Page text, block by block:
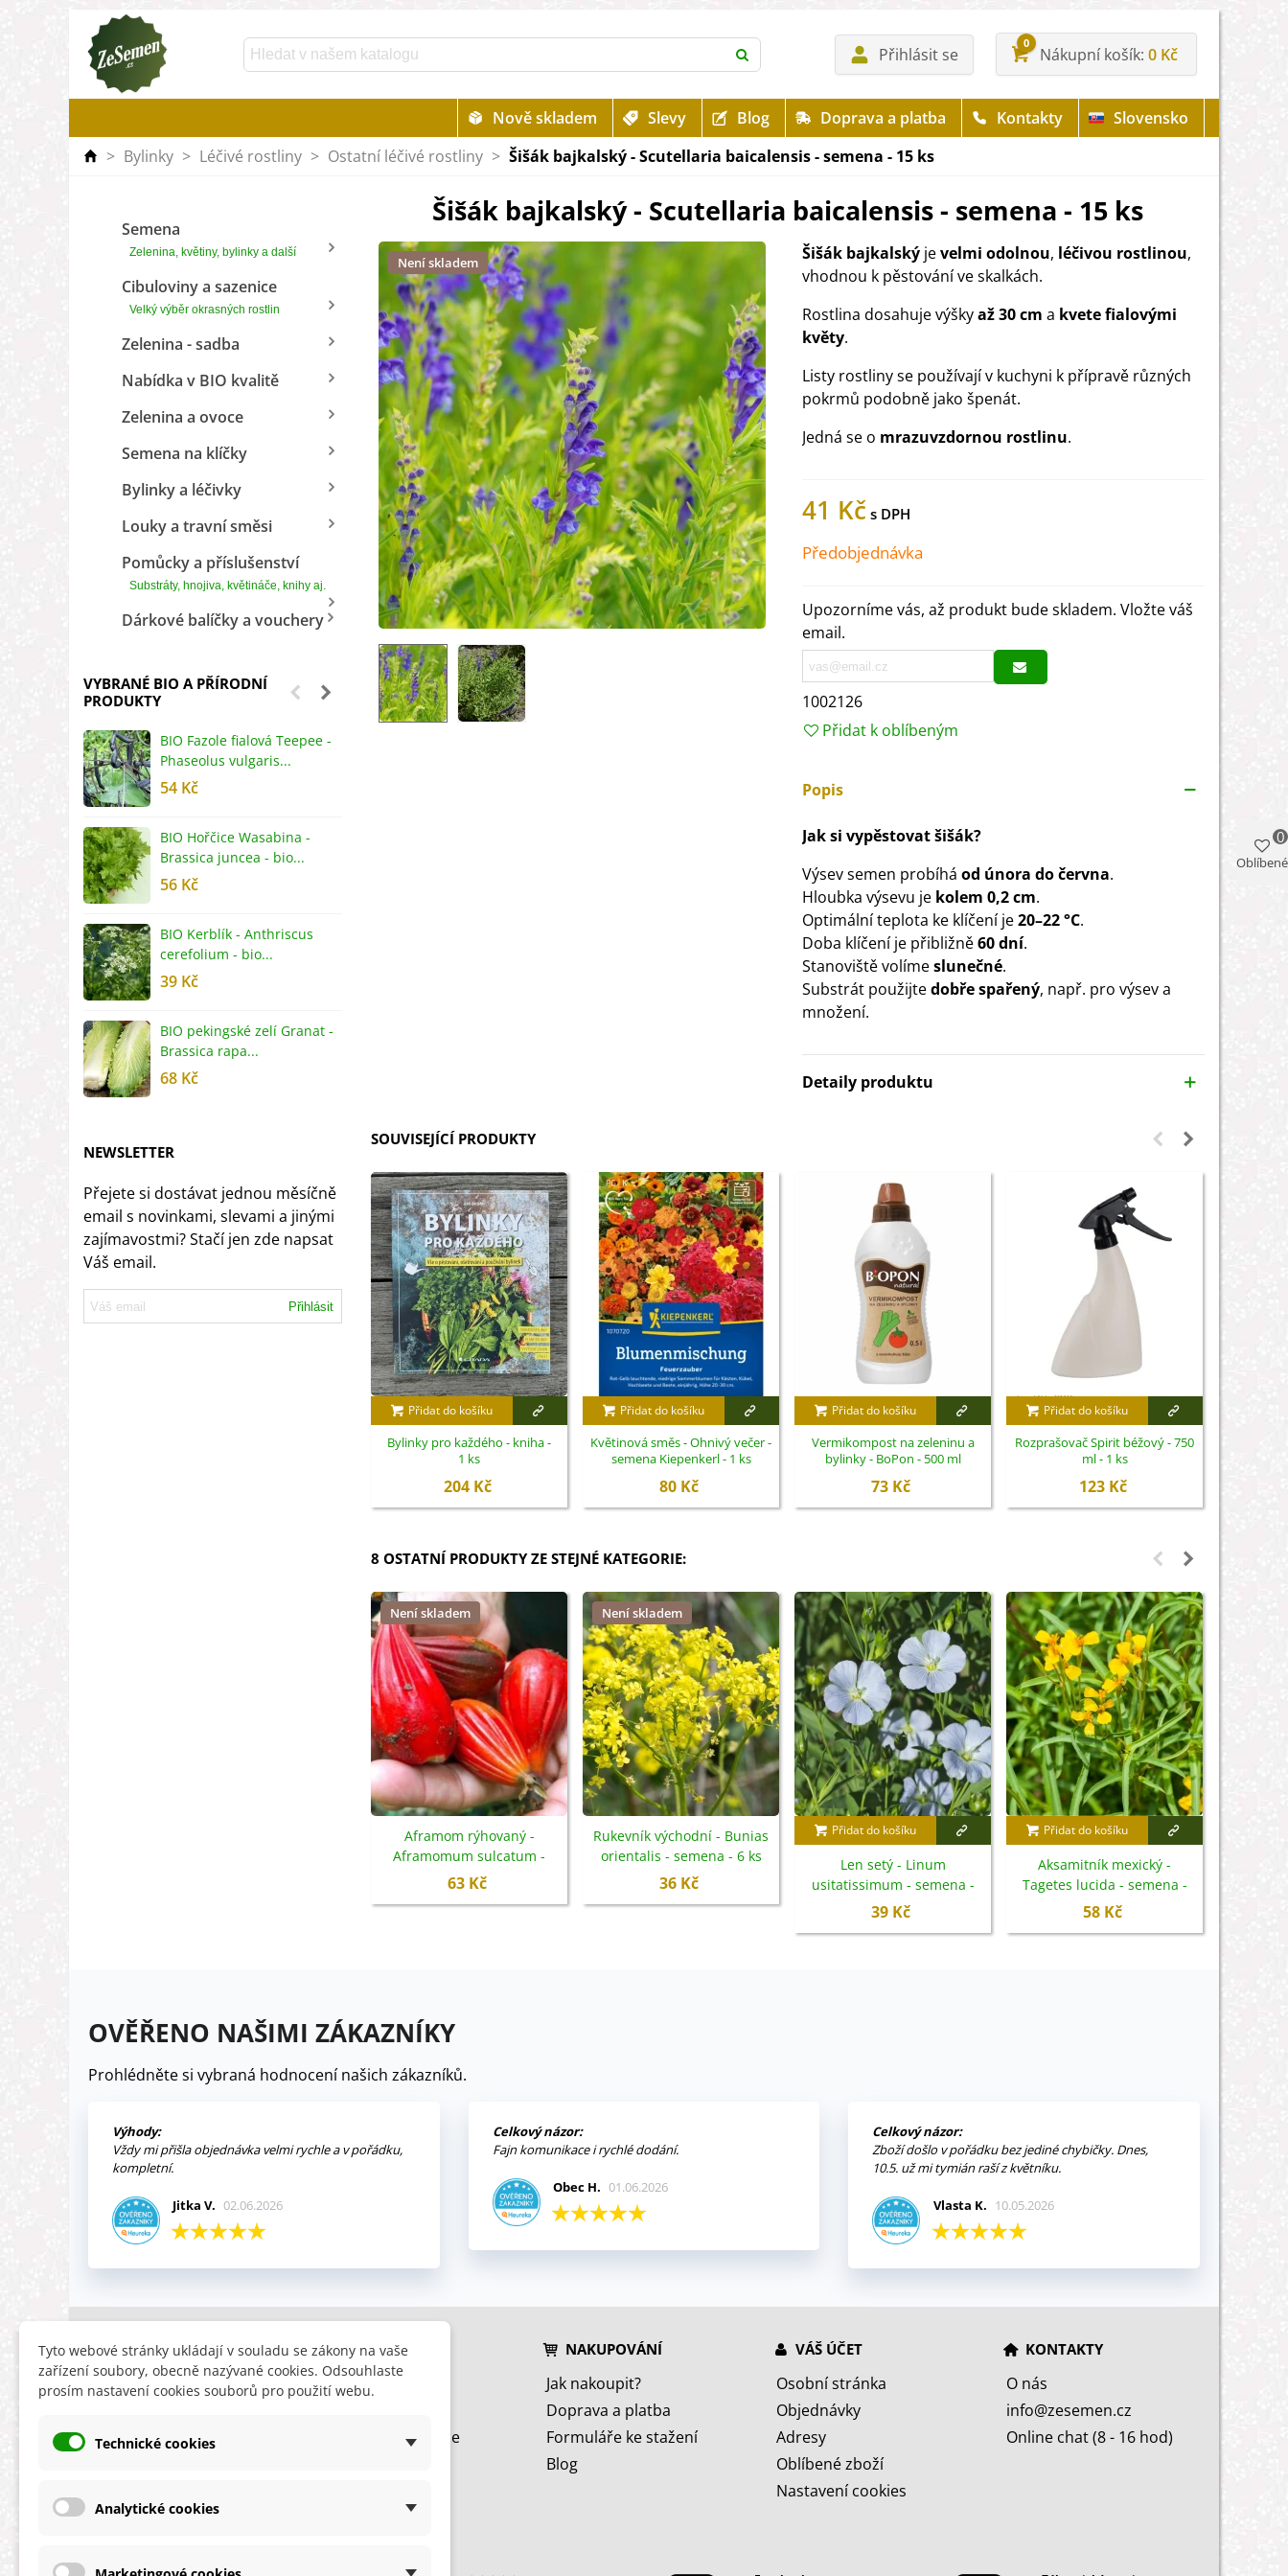
Přihlásit se
0
Nákupní košík 0 Kč
Nově skladem Slevy Blog Doprava a platba Kontakty
Slovensko
> Bylinky > Léčivé rostliny > Ostatní léčivé rostliny > Šišák bajkalský - Scutellaria baicalensis - semena - 15 ks
Semena
Zelenina, květiny, bylinky a další
Cibuloviny a sazenice
Velký výběr okrasných rostlin
Zelenina - sadba
Nabídka v BIO kvalitě
Zelenina a ovoce
Semena na klíčky
Bylinky a léčivky
Louky a travní směsi
Pomůcky a příslušenství
Substráty, hnojiva, květináče, knihy aj.
Dárkové balíčky a vouchery
VYBRANÉ BIO A PŘÍRODNÍ
PRODUKTY
BIO Fazole fialová Teepee -
Phaseolus vulgaris...
54 Kč
BIO Hořčice Wasabina -
Brassica juncea - bio...
56 Kč
BIO Kerblík - Anthriscus
cerefolium - bio...
39 Kč
BIO pekingské zelí Granat -
Brassica rapa...
68 Kč
NEWSLETTER
Přejete si dostávat jednou měsíčně
email s novinkami, slevami a jinými
zajímavostmi? Stačí jen zde napsat
Váš email.
Přihlásit
Šišák bajkalský - Scutellaria baicalensis - semena - 15 ks
Není skladem Šišák bajkalský jevelmi odolnou, léčivou rostlinou,
vhodnou k pěstování ve skalkách.
Rostlina dosahuje výškyaž 30 cm a kvete fialovými
květy.
Listy rostliny se používají v kuchyni k přípravě různých
pokrmů podobně jako špenát.
Jedná se o mrazuvzdornou rostlinu.
41 Kč
Předobjednávka
Upozorníme vás, až produkt bude skladem. Vložte váš
email.
1002126
Přidat k oblíbeným
Popis
Jak si vypěstovat šišák?
Výsev semen probíhá od února do června.
Hloubka výsevu je kolem 0,2 cm.
Optimální teplota ke klíčení je20–22 °C.
Doba klíčení je přibližně60 dní.
Stanoviště volímeslunečné.
Substrát použijtedobře spařený, např. pro výsev a
množení.
Detaily produktu
SOUVISEJÍCÍ PRODUKTY
Přidat do košíku
Bylinky pro každého - kniha -
1 ks
204 Kč
Přidat do košíku
Květinová směs - Ohnivý večer -
semena Kiepenkerl - 1 ks
80 Kč
Přidat do košíku
Vermikompost na zeleninu a
bylinky - BoPon - 500 ml
73 Kč
Přidat do košíku
Rozprašovač Spirit béžový - 750
ml - 1 ks
123 Kč
8 OSTATNÍ PRODUKTY ZE STEJNÉ KATEGORIE:
Není skladem
Aframom rýhovaný -
Aframomum sulcatum -
semena - 5 ks
63 Kč
Není skladem
Rukevník východní - Bunias
orientalis - semena - 6 ks
36 Kč
Přidat do košíku
Len setý - Linum
usitatissimum - semena -
140 ks
39 Kč
Přidat do košíku
Aksamitník mexický -
Tagetes lucida - semena -
0,2 g
58 Kč
OVĚŘENO NAŠIMI ZÁKAZNÍKY
Prohlédněte si vybraná hodnocení našich zákazníků.
Výhody:
Vždy mi přišla objednávka velmi rychle a v pořádku,
kompletní.
Jitka V. 02.06.2026
Celkový názor:
Fajn komunikace i rychlé dodání.
Obec H. 01.06.2026
Celkový názor:
Zboží došlo v pořádku bez jediné chybičky. Dnes,
10.5. už mi tymián raší z květníku.
Vlasta K. 10.05.2026
INFORMACE
Obchodní podmínky
Ochrana osobních údajů
HLEDÁTE
Slevy
Nyní doporučujeme
NAKUPOVÁNÍ
Jak nakoupit?
Doprava a platba
Formuláře ke stažení
Blog
VÁŠ ÚČET
Osobní stránka
Objednávky
Adresy
Oblíbené zboží
Nastavení cookies
KONTAKTY
O nás
info@zesemen.cz
Online chat (8 - 16 hod)
Oblíbené
0
Tyto webové stránky ukládají v souladu se zákony na vaše
zařízení soubory, obecně nazývané cookies. Odsouhlaste
prosím nastavení cookies souborů pro použití webu.
Technické cookies
Analytické cookies